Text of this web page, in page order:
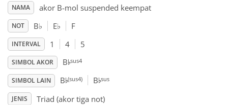
English
Español
NAMA akor B-mol suspended keempat
NOT B♭ E♭ F
INTERVAL 1 4 5
SIMBOL AKOR B♭sus4
SIMBOL LAIN B♭(sus4) B♭sus
JENIS Triad (akor tiga not)